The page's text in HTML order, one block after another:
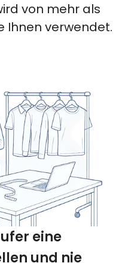
von mehr als
Ihnen verwendet.
eine
und nie